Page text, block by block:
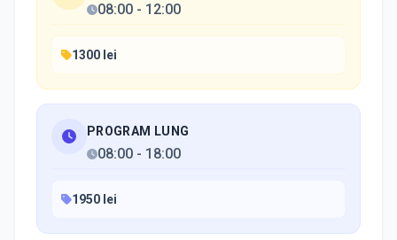
08:00 - 12:00
1300 lei
PROGRAM LUNG
08:00 - 18:00
1950 lei